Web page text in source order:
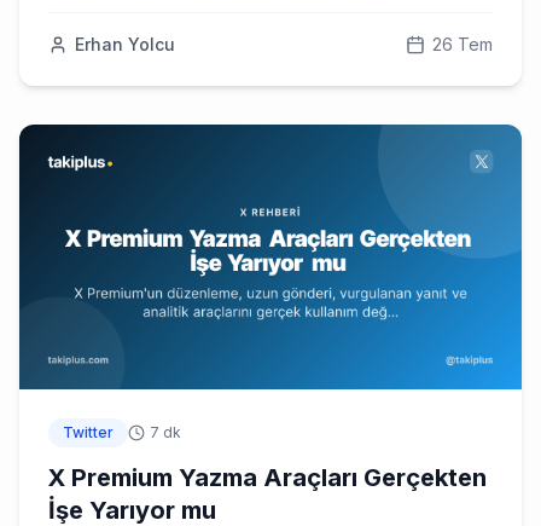
Erhan Yolcu 26 Tem
Twitter 7 dk
X Premium Yazma Araçları Gerçekten
İşe Yarıyor mu